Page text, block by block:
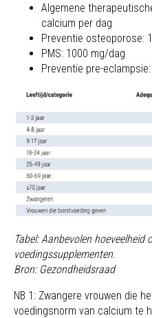
Algemene
calcium per dag
Preventie osteoporose:
PMS: 1000 mg/dag
Preventie pre-
Tabel: Aanbevolen
voedingssupplementen.
Bron: Gezondheidsraad
NB 1: Zwangere vrouwen die
voedingsnorm van calcium te